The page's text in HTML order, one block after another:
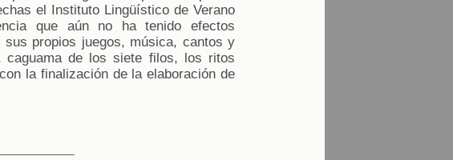
el Instituto Lingüístico de Verano
que aún no ha tenido efectos
propios juegos, música, cantos y
de los siete filos, los ritos
la finalización de la elaboración de